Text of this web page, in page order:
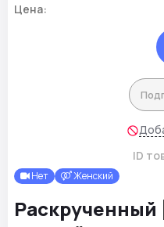
Цена:
ID
Нет Женский
Раскрученный